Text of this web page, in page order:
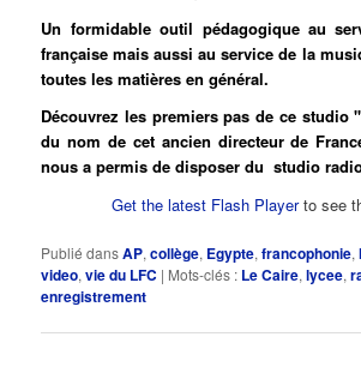
Un formidable outil pédagogique au
française mais aussi au service de la
toutes les matières en général.
Découvrez les premiers pas de ce studio
du nom de cet ancien directeur de
nous a permis de disposer du studio
Get the latest Flash Playerto see
Publié dansAP,collège, Egypte,francophonie,
video,vie du LFC | Mots-clés : Le Caire,lycee,
enregistrement